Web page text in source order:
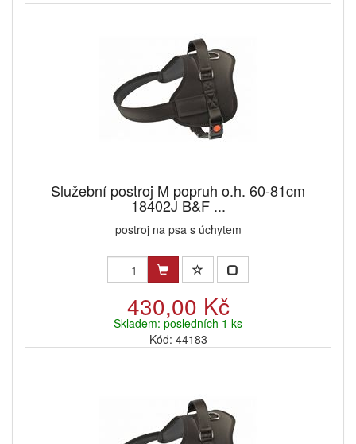
Služební postroj M popruh o.h. 60-81cm
18402J B&F ...
postroj na psa s úchytem
430,00 Kč
Skladem: posledních 1 ks
Kód: 44183